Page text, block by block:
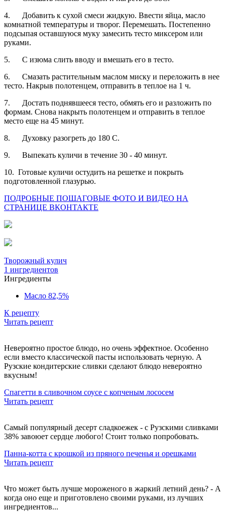
4. Добавить к сухой смеси жидкую. Ввести яйца, масло
комнатной температуры и творог. Перемешать. Постепенно
подсыпая оставшуюся муку замесить тесто миксером или
руками.
5. С изюма слить вводу и вмешать его в тесто.
6. Смазать растительным маслом миску и переложить в нее
тесто. Накрыв полотенцем, отправить в теплое на 1 ч.
7. Достать поднявшееся тесто, обмять его и разложить по
формам. Снова накрыть полотенцем и отправить в теплое
место еще на 45 минут.
8. Духовку разогреть до 180 С.
9. Выпекать куличи в течение 30 - 40 минут.
10. Готовые куличи остудить на решетке и покрыть
подготовленной глазурью.
ПОДРОБНЫЕ ПОШАГОВЫЕ ФОТО И ВИДЕО НА
СТРАНИЦЕ ВКОНТАКТЕ
Творожный кулич
1 ингредиентов
Ингредиенты
Масло 82,5%
К рецепту
Читать рецепт
Невероятно простое блюдо, но очень эффектное. Особенно
если вместо классической пасты использовать черную. А
Рузские кондитерские сливки сделают блюдо невероятно
вкусным!
Спагетти в сливочном соусе с копченым лососем
Читать рецепт
Самый популярный десерт сладкоежек - с Рузскими сливками
38% завоюет сердце любого! Стоит только попробовать.
Панна-котта с крошкой из пряного печенья и орешками
Читать рецепт
Что может быть лучше мороженого в жаркий летний день? - А
когда оно еще и приготовлено своими руками, из лучших
ингредиентов...